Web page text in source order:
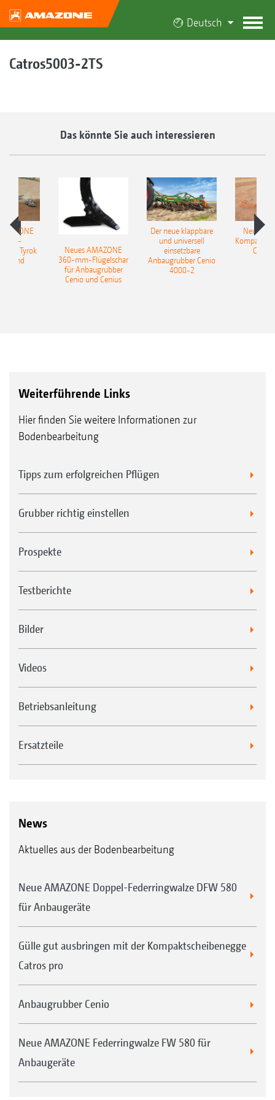
Deutsch
Catros5003-2TS
Das könnte Sie auch interessieren
Tyrok
Neues AMAZONE
360-mm-Flügelschar
für Anbaugrubber
Cenio und Cenius
Der neue klappbare
und universell
einsetzbare
Anbaugrubber Cenio
4000-2
Neue
Weiterführende Links
Hier finden Sie weitere Informationen zur
Bodenbearbeitung
Tipps zum erfolgreichen Pflügen
Grubber richtig einstellen
Prospekte
Testberichte
Bilder
Videos
Betriebsanleitung
Ersatzteile
News
Aktuelles aus der Bodenbearbeitung
Neue AMAZONE Doppel-Federringwalze DFW 580
für Anbaugeräte
Gülle gut ausbringen mit der Kompaktscheibenegge
Catros pro
Anbaugrubber Cenio
Neue AMAZONE Federringwalze FW 580 für
Anbaugeräte